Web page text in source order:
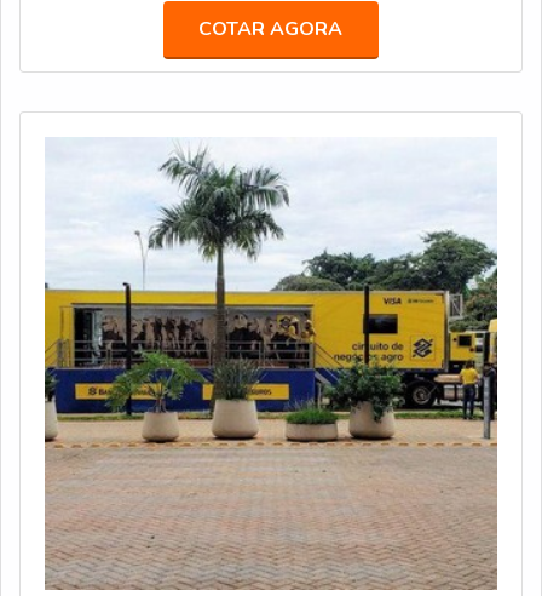
acabamentos diferenciados. Assim, a Truckvan se
destaca por sua credibilidade, estrutura e experiência no
COTAR AGORA